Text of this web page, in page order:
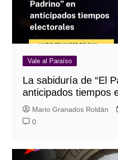
Vale al Paraíso
La sabiduría de “El
anticipados tiempos
Mario Granados Roldán
0